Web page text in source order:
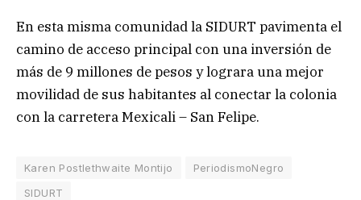
En esta misma comunidad la SIDURT pavimenta el
camino de acceso principal con una inversión de
más de 9 millones de pesos y lograra una mejor
movilidad de sus habitantes al conectar la colonia
con la carretera Mexicali – San Felipe.
Karen Postlethwaite Montijo
PeriodismoNegro
SIDURT